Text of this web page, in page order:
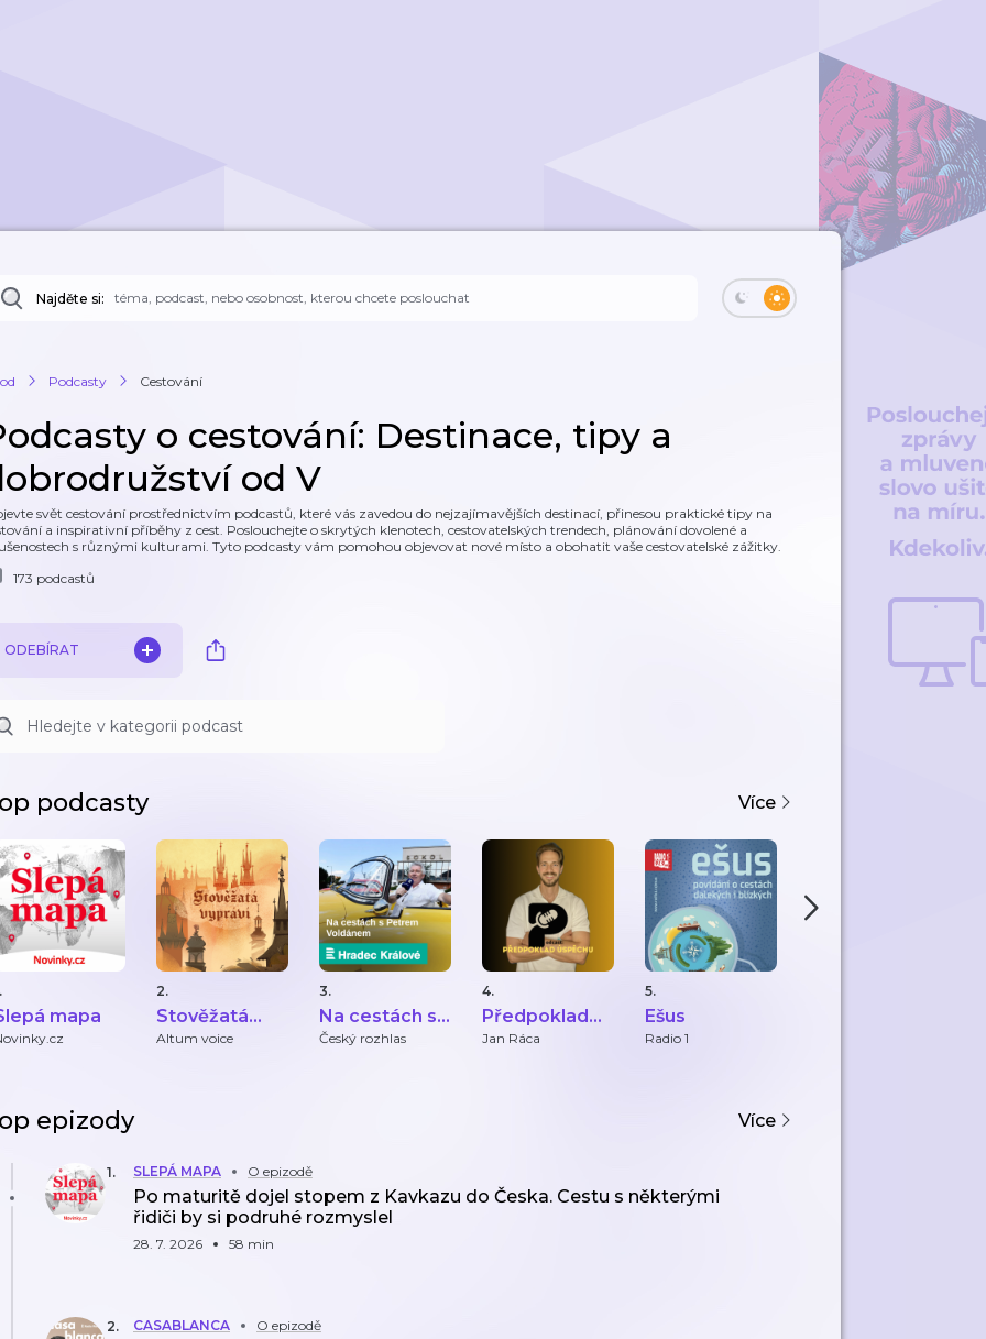
Najděte si:
Podcasty Cestování
o cestování: Destinace, tipy a
od V
svět cestování prostřednictvím podcastů, které vás zavedou do nejzajímavějších destinací, přinesou praktické tipy na
a inspirativní příběhy z cest. Poslouchejte o skrytých klenotech, cestovatelských trendech, plánování dovolené a
s různými kulturami. Tyto podcasty vám pomohou objevovat nové místo a obohatit vaše cestovatelské zážitky.
173 podcastů
ODEBÍRAT
podcasty Více
mapa
2.
Stověžatá
vypráví
Altum voice
3.
Na cestách s
Petrem
Český rozhlas
4.
Předpoklad
úspěchu - život
Jan Ráca
5.
Ešus
Radio 1
epizody Více
1. SLEPÁ MAPA O epizodě
Po maturitě dojel stopem z Kavkazu do Česka. Cestu s některými
řidiči by si podruhé rozmyslel
28. 7. 2026 58 min
2. CASABLANCA O epizodě